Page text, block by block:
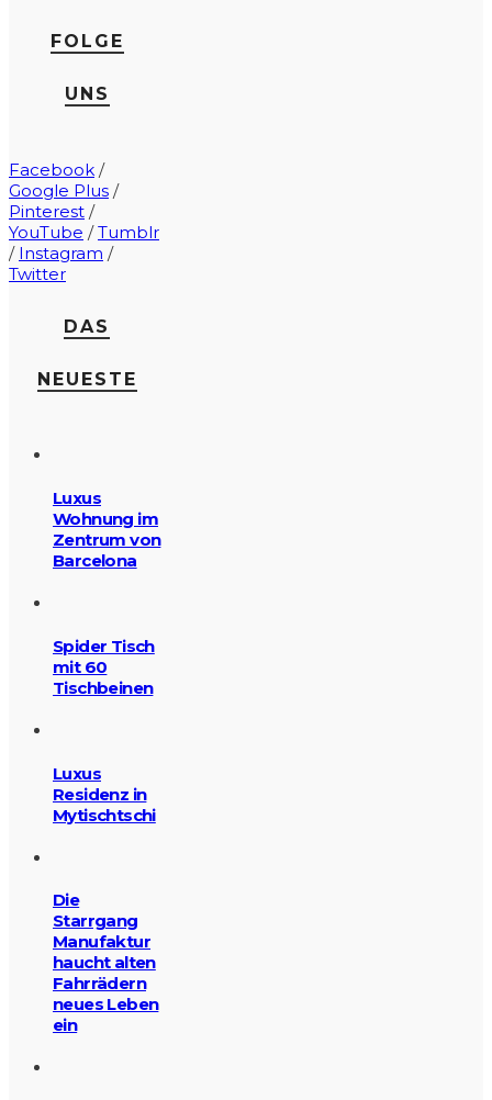
FOLGE
UNS
Facebook /
Google Plus /
Pinterest /
YouTube /Tumblr
/ Instagram /
Twitter
DAS
NEUESTE
Luxus
Wohnung im
Zentrum von
Barcelona
Spider Tisch
mit 60
Tischbeinen
Luxus
Residenz in
Mytischtschi
Die
Starrgang
Manufaktur
haucht alten
Fahrrädern
neues Leben
ein